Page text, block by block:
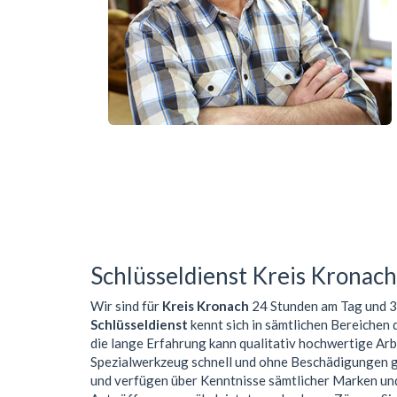
Schlüsseldienst Kreis Kronach
Wir sind für Kreis Kronach 24 Stunden am Tag und
Schlüsseldienst kennt sich in sämtlichen Bereichen
die lange Erfahrung kann qualitativ hochwertige
Spezialwerkzeug schnell und ohne
und verfügen über Kenntnisse sämtlicher Marken